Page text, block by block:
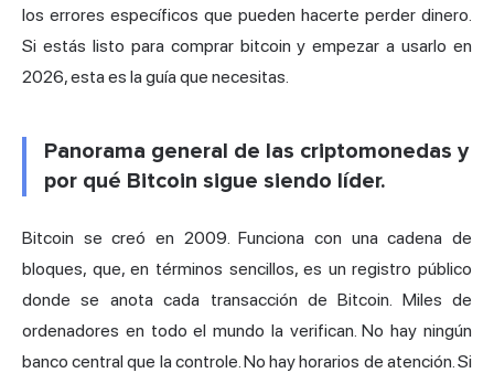
los errores específicos que pueden hacerte perder dinero.
Si estás listo para comprar bitcoin y empezar a usarlo en
2026, esta es la guía que necesitas.
Panorama general de las criptomonedas y
por qué Bitcoin sigue siendo líder.
Bitcoin se creó en 2009. Funciona con una cadena de
bloques, que, en términos sencillos, es un registro público
donde se anota cada transacción de Bitcoin. Miles de
ordenadores en todo el mundo la verifican. No hay ningún
banco central que la controle. No hay horarios de atención. Si